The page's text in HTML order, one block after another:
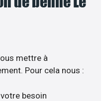
mettre à
Pour cela nous :
besoin